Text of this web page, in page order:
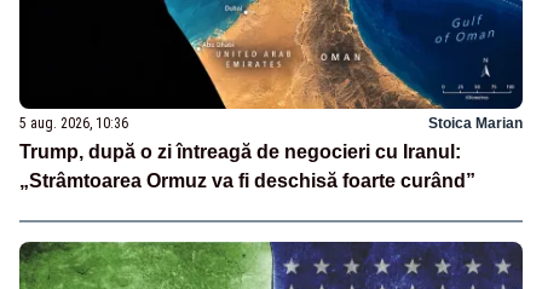
5 aug. 2026, 10:36 Stoica Marian
Trump, după o zi întreagă de negocieri cu Iranul:
„Strâmtoarea Ormuz va fi deschisă foarte curând”